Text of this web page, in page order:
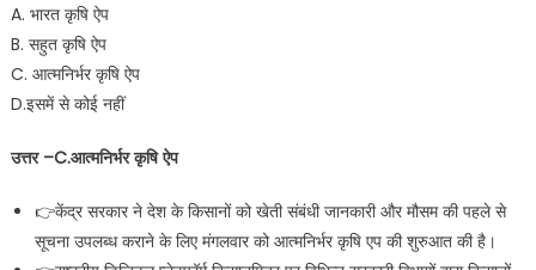
A. भारत कृषि ऐप
B. सहुत कृषि ऐप
C. आत्मनिर्भर कृषि ऐप
D.इसमें से कोई नहीं
उत्तर –C.आत्मनिर्भर कृषि ऐप
👉केंद्र सरकार ने देश के किसानों को खेती संबंधी जानकारी और मौसम की पहले से
सूचना उपलब्ध कराने के लिए मंगलवार को आत्मनिर्भर कृषि एप की शुरुआत की है।